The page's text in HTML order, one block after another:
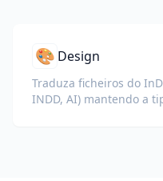
🎨 Design
Traduza ficheiros do
INDD, AI) mantendo a